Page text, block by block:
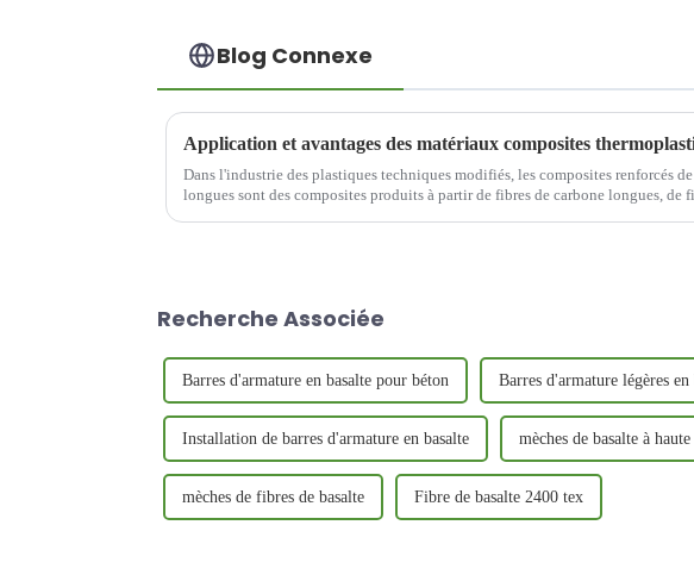
Blog Connexe
Dans l'industrie des plastiques techniques modifiés, les composites renforcés
longues sont des composites produits à partir de fibres de carbone longues, de
Recherche Associée
Barres d'armature en basalte pour béton Barres d'armature légères en
Installation de barres d'armature en basalte mèches de basalte à
mèches de fibres de basalte Fibre de basalte 2400 tex